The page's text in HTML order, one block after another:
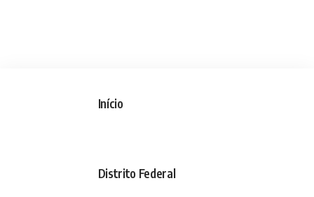
Início
Distrito Federal